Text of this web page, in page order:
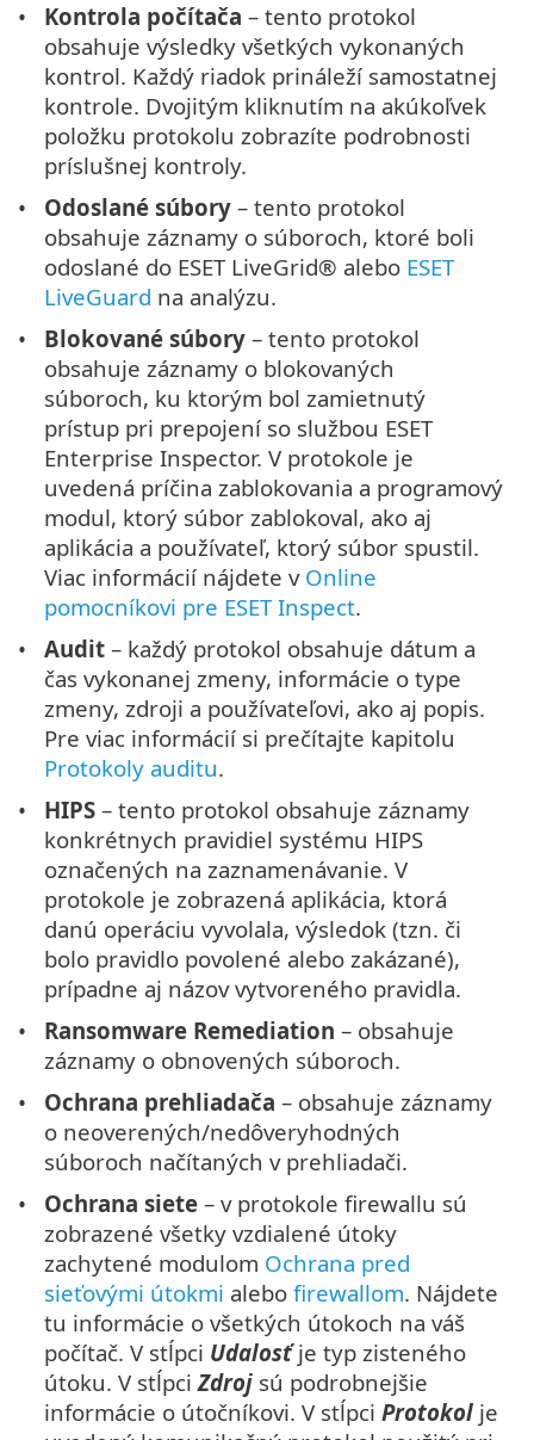
Kontrola počítača – tento protokol
obsahuje výsledky všetkých vykonaných
kontrol. Každý riadok prináleží samostatnej
kontrole. Dvojitým kliknutím na akúkoľvek
položku protokolu zobrazíte podrobnosti
príslušnej kontroly.
Odoslané súbory – tento protokol
obsahuje záznamy o súboroch, ktoré boli
odoslané do ESET LiveGrid® alebo ESET
LiveGuard na analýzu.
Blokované súbory – tento protokol
obsahuje záznamy o blokovaných
súboroch, ku ktorým bol zamietnutý
prístup pri prepojení so službou ESET
Enterprise Inspector. V protokole je
uvedená príčina zablokovania a programový
modul, ktorý súbor zablokoval, ako aj
aplikácia a používateľ, ktorý súbor spustil.
Viac informácií nájdete v Online
pomocníkovi pre ESET Inspect.
Audit – každý protokol obsahuje dátum a
čas vykonanej zmeny, informácie o type
zmeny, zdroji a používateľovi, ako aj popis.
Pre viac informácií si prečítajte kapitolu
Protokoly auditu.
HIPS – tento protokol obsahuje záznamy
konkrétnych pravidiel systému HIPS
označených na zaznamenávanie. V
protokole je zobrazená aplikácia, ktorá
danú operáciu vyvolala, výsledok (tzn. či
bolo pravidlo povolené alebo zakázané),
prípadne aj názov vytvoreného pravidla.
Ransomware Remediation – obsahuje
záznamy o obnovených súboroch.
Ochrana prehliadača – obsahuje záznamy
o neoverených/nedôveryhodných
súboroch načítaných v prehliadači.
Ochrana siete – v protokole firewallu sú
zobrazené všetky vzdialené útoky
zachytené modulom Ochrana pred
sieťovými útokmi alebofirewallom. Nájdete
tu informácie o všetkých útokoch na váš
počítač. V stĺpci Udalosťje typ zisteného
útoku. V stĺpciZdroj sú podrobnejšie
informácie o útočníkovi. V stĺpciProtokol je